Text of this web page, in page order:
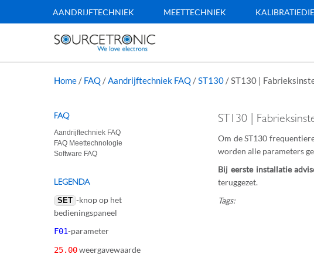
AANDRIJFTECHNIEK MEETTECHNIEK
Home / FAQ /Aandrijftechniek FAQ /ST130 /ST130 |
ST130 |
Om de ST130
worden alle parameters
Bij eerste installatie
teruggezet.
Tags:
FAQ
Aandrijftechniek FAQ
FAQ Meettechnologie
Software FAQ
LEGENDA
SET -knop op het
bedieningspaneel
F01-parameter
25.00weergavewaarde